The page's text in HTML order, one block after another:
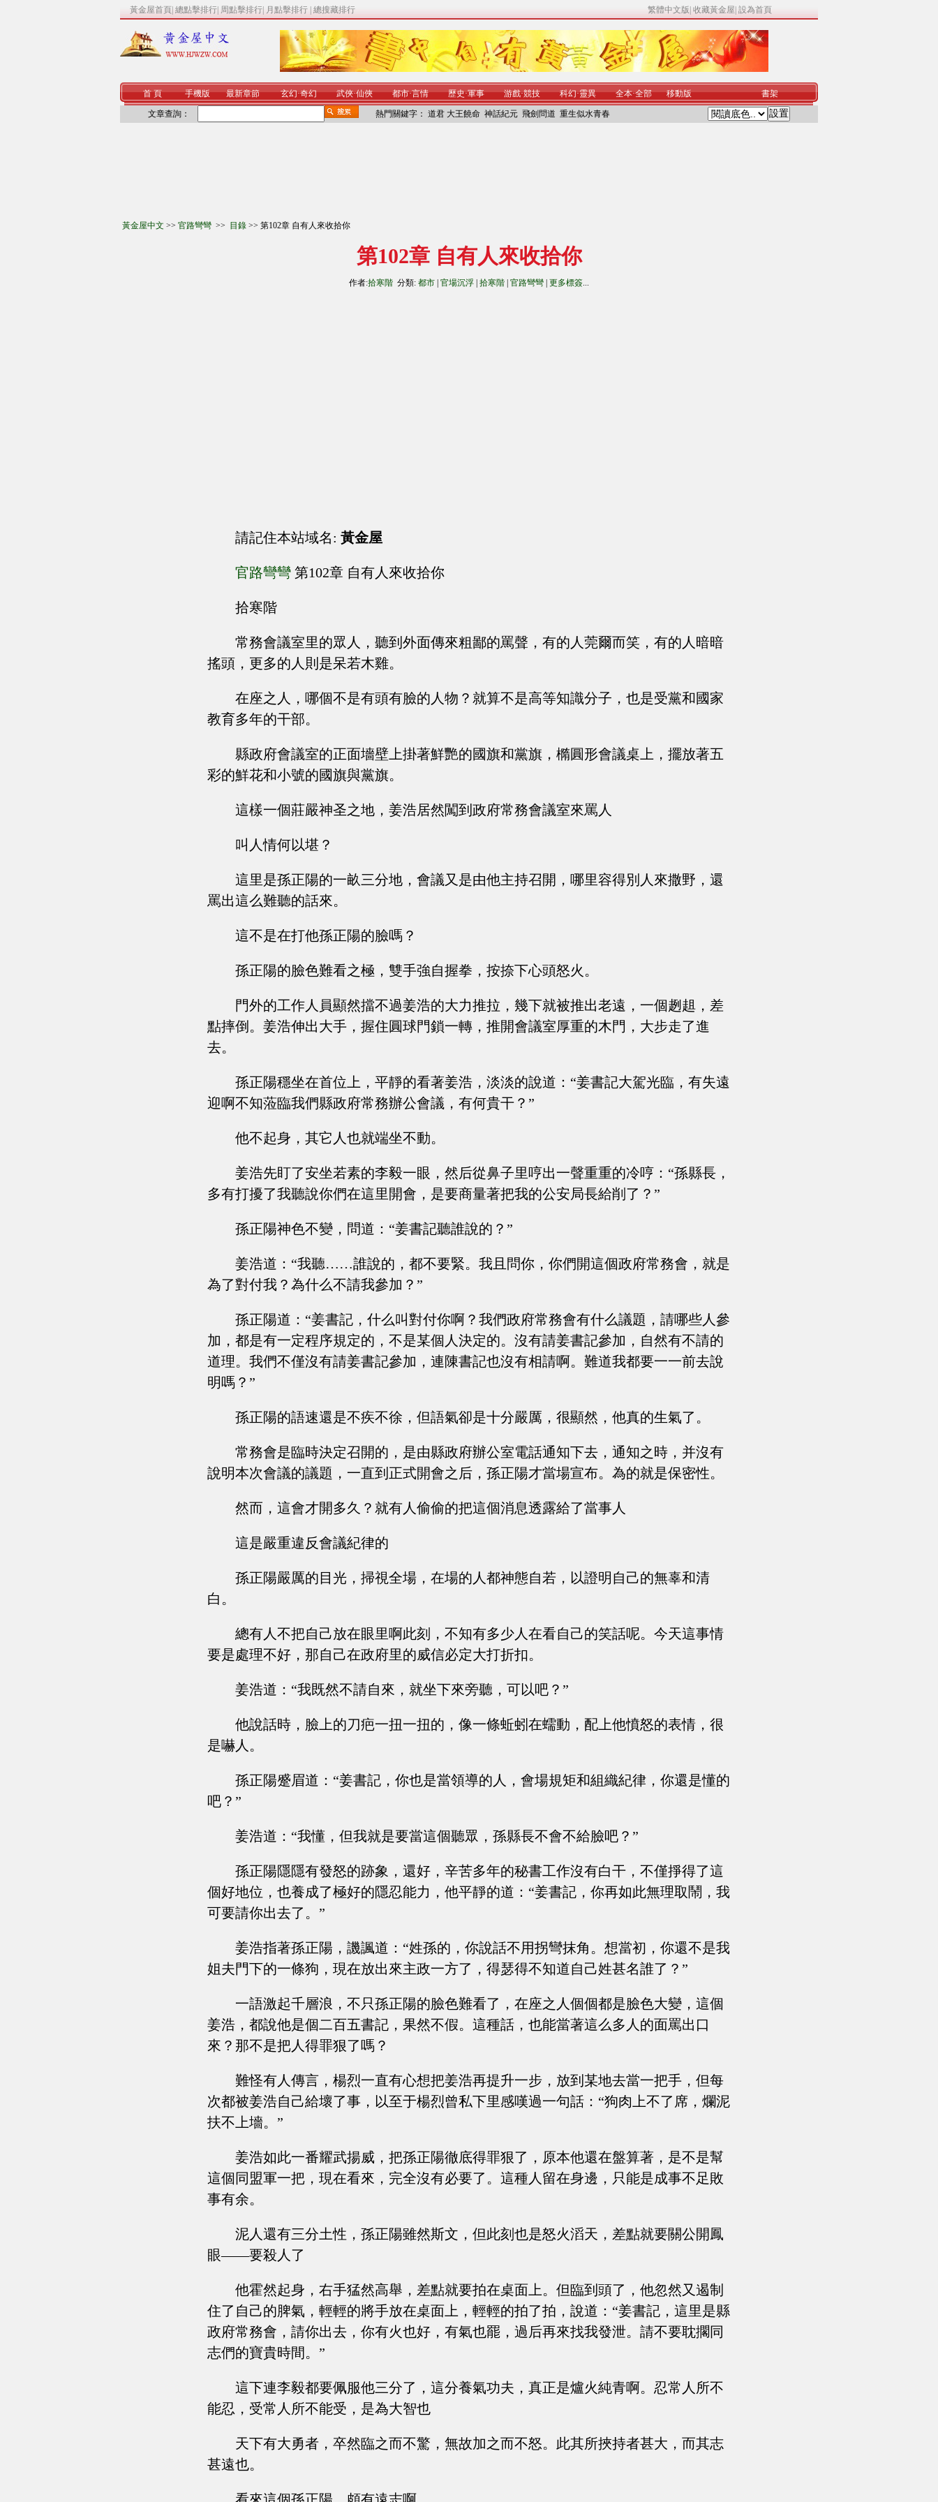
黃金屋首頁 總點擊排行 周點擊排行 月點擊排行 總搜藏排行 繁體中文版 收藏黃金屋 設為首頁
首 頁 手機版 最新章節 玄幻·奇幻 武俠·仙俠 都市·言情 歷史·軍事 游戲·競技 科幻·靈異 全本·全部 移動版 書架
文章查詢： 熱門關鍵字： 道君 大王饒命 神話紀元 飛劍問道 重生似水青春
黃金屋中文 >> 官路彎彎 >> 目錄 >> 第102章 自有人來收拾你
第102章 自有人來收拾你
作者:拾寒階 分類: 都市 官場沉浮 拾寒階 官路彎彎 更多標簽...
請記住本站域名: 黃金屋
官路彎彎 第102章 自有人來收拾你
拾寒階
常務會議室里的眾人，聽到外面傳來粗鄙的罵聲，有的人莞爾而笑，有的人暗暗
搖頭，更多的人則是呆若木雞。
在座之人，哪個不是有頭有臉的人物？就算不是高等知識分子，也是受黨和國家
教育多年的干部。
縣政府會議室的正面墻壁上掛著鮮艷的國旗和黨旗，橢圓形會議桌上，擺放著五
彩的鮮花和小號的國旗與黨旗。
這樣一個莊嚴神圣之地，姜浩居然闖到政府常務會議室來罵人
叫人情何以堪？
這里是孫正陽的一畝三分地，會議又是由他主持召開，哪里容得別人來撒野，還
罵出這么難聽的話來。
這不是在打他孫正陽的臉嗎？
孫正陽的臉色難看之極，雙手強自握拳，按捺下心頭怒火。
門外的工作人員顯然擋不過姜浩的大力推拉，幾下就被推出老遠，一個趔趄，差
點摔倒。姜浩伸出大手，握住圓球門鎖一轉，推開會議室厚重的木門，大步走了進
去。
孫正陽穩坐在首位上，平靜的看著姜浩，淡淡的說道：“姜書記大駕光臨，有失遠
迎啊不知蒞臨我們縣政府常務辦公會議，有何貴干？”
他不起身，其它人也就端坐不動。
姜浩先盯了安坐若素的李毅一眼，然后從鼻子里哼出一聲重重的冷哼：“孫縣長，
多有打擾了我聽說你們在這里開會，是要商量著把我的公安局長給削了？”
孫正陽神色不變，問道：“姜書記聽誰說的？”
姜浩道：“我聽……誰說的，都不要緊。我且問你，你們開這個政府常務會，就是
為了對付我？為什么不請我參加？”
孫正陽道：“姜書記，什么叫對付你啊？我們政府常務會有什么議題，請哪些人參
加，都是有一定程序規定的，不是某個人決定的。沒有請姜書記參加，自然有不請的
道理。我們不僅沒有請姜書記參加，連陳書記也沒有相請啊。難道我都要一一前去說
明嗎？”
孫正陽的語速還是不疾不徐，但語氣卻是十分嚴厲，很顯然，他真的生氣了。
常務會是臨時決定召開的，是由縣政府辦公室電話通知下去，通知之時，并沒有
說明本次會議的議題，一直到正式開會之后，孫正陽才當場宣布。為的就是保密性。
然而，這會才開多久？就有人偷偷的把這個消息透露給了當事人
這是嚴重違反會議紀律的
孫正陽嚴厲的目光，掃視全場，在場的人都神態自若，以證明自己的無辜和清
白。
總有人不把自己放在眼里啊此刻，不知有多少人在看自己的笑話呢。今天這事情
要是處理不好，那自己在政府里的威信必定大打折扣。
姜浩道：“我既然不請自來，就坐下來旁聽，可以吧？”
他說話時，臉上的刀疤一扭一扭的，像一條蚯蚓在蠕動，配上他憤怒的表情，很
是嚇人。
孫正陽蹙眉道：“姜書記，你也是當領導的人，會場規矩和組織紀律，你還是懂的
吧？”
姜浩道：“我懂，但我就是要當這個聽眾，孫縣長不會不給臉吧？”
孫正陽隱隱有發怒的跡象，還好，辛苦多年的秘書工作沒有白干，不僅掙得了這
個好地位，也養成了極好的隱忍能力，他平靜的道：“姜書記，你再如此無理取鬧，我
可要請你出去了。”
姜浩指著孫正陽，譏諷道：“姓孫的，你說話不用拐彎抹角。想當初，你還不是我
姐夫門下的一條狗，現在放出來主政一方了，得瑟得不知道自己姓甚名誰了？”
一語激起千層浪，不只孫正陽的臉色難看了，在座之人個個都是臉色大變，這個
姜浩，都說他是個二百五書記，果然不假。這種話，也能當著這么多人的面罵出口
來？那不是把人得罪狠了嗎？
難怪有人傳言，楊烈一直有心想把姜浩再提升一步，放到某地去當一把手，但每
次都被姜浩自己給壞了事，以至于楊烈曾私下里感嘆過一句話：“狗肉上不了席，爛泥
扶不上墻。”
姜浩如此一番耀武揚威，把孫正陽徹底得罪狠了，原本他還在盤算著，是不是幫
這個同盟軍一把，現在看來，完全沒有必要了。這種人留在身邊，只能是成事不足敗
事有余。
泥人還有三分土性，孫正陽雖然斯文，但此刻也是怒火滔天，差點就要關公開鳳
眼——要殺人了
他霍然起身，右手猛然高舉，差點就要拍在桌面上。但臨到頭了，他忽然又遏制
住了自己的脾氣，輕輕的將手放在桌面上，輕輕的拍了拍，說道：“姜書記，這里是縣
政府常務會，請你出去，你有火也好，有氣也罷，過后再來找我發泄。請不要耽擱同
志們的寶貴時間。”
這下連李毅都要佩服他三分了，這分養氣功夫，真正是爐火純青啊。忍常人所不
能忍，受常人所不能受，是為大智也
天下有大勇者，卒然臨之而不驚，無故加之而不怒。此其所挾持者甚大，而其志
甚遠也。